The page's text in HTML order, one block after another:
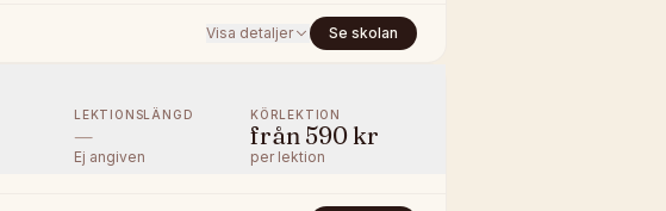
Visa detaljer Se skolan
LEKTIONSLÄNGD
—
Ej angiven
KÖRLEKTION
från 590 kr
per lektion